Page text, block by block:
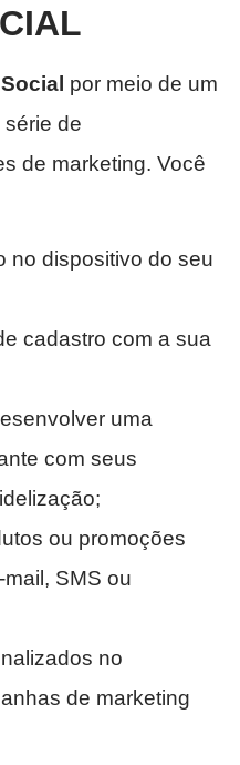
por meio de um
de
de marketing. Você
no dispositivo do seu
cadastro com a sua
uma
com seus
ou promoções
SMS ou
no
de marketing